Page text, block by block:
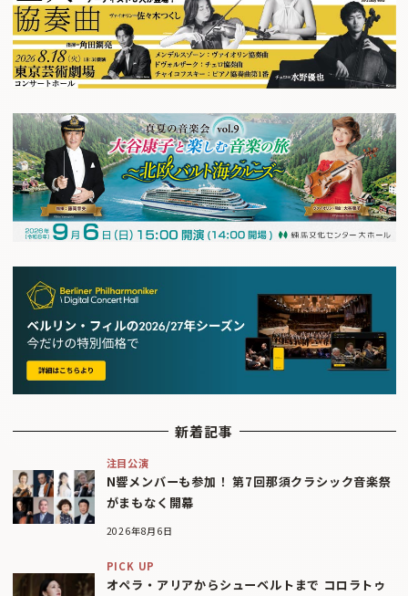
新着記事
注目公演
N響メンバーも参加！ 第7回那須クラシック音楽祭
がまもなく開幕
2026年8月6日
PICK UP
オペラ・アリアからシューベルトまで コロラトゥ